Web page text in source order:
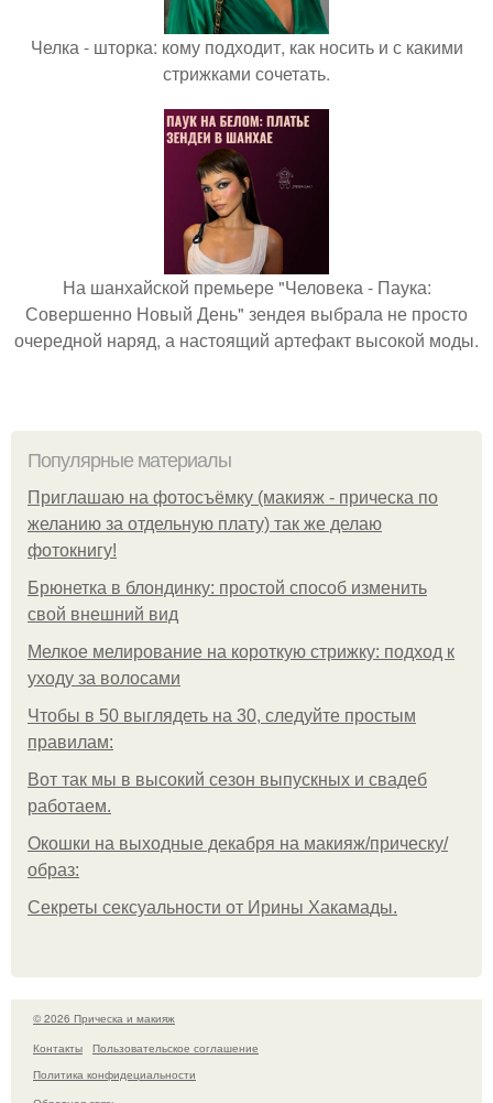
Челка - шторка: кому подходит, как носить и с какими
стрижками сочетать.
На шанхайской премьере "Человека - Паука:
Совершенно Новый День" зендея выбрала не просто
очередной наряд, а настоящий артефакт высокой моды.
Популярные материалы
Приглашаю на фотосъёмку (макияж - прическа по
желанию за отдельную плату) так же делаю
фотокнигу!
Брюнетка в блондинку: простой способ изменить
свой внешний вид
Мелкое мелирование на короткую стрижку: подход к
уходу за волосами
Чтобы в 50 выглядеть на 30, следуйте простым
правилам:
Вот так мы в высокий сезон выпускных и свадеб
работаем.
Окошки на выходные декабря на макияж/прическу/
образ:
Секреты сексуальности от Ирины Хакамады.
© 2026 Прическа и макияж
Контакты
Пользовательское соглашение
Политика конфидециальности